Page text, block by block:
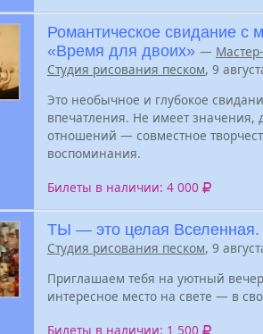
Романтическое свидание с
«Время для двоих» —
Студия рисования песком, 9
Это необычное и глубокое
впечатления. Не имеет значения,
отношений — совместное
воспоминания.
Билеты в наличии: 4 000
ТЫ — это целая Вселенная.
Студия рисования песком, 9
Приглашаем тебя на уютный
интересное место на свете — в
Билеты в наличии: 1 500